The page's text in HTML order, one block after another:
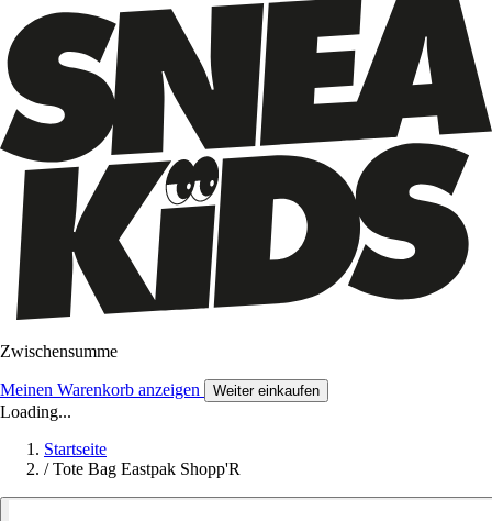
Zwischensumme
Meinen Warenkorb anzeigen Weiter einkaufen
Loading...
Startseite
/ Tote Bag Eastpak Shopp'R